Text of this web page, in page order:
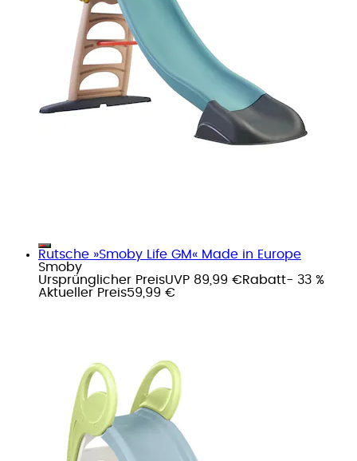
Rutsche »Smoby Life GM« Made in Europe
Smoby
Ursprünglicher PreisUVP 89,99 €Rabatt- 33 %
Aktueller Preis59,99 €